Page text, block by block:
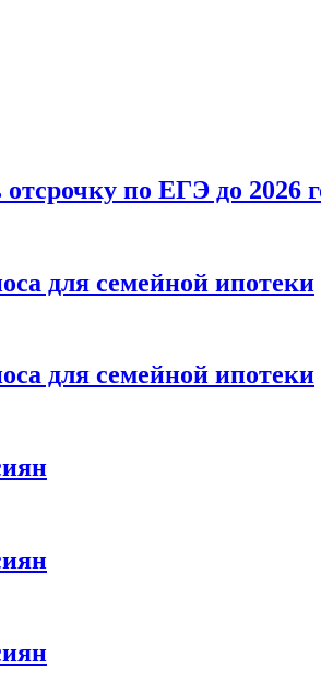
по ЕГЭ до 2026
для семейной ипотеки
для семейной ипотеки